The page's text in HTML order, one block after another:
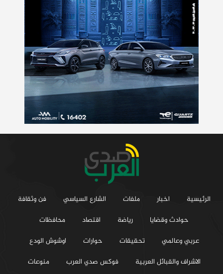
الرئيسية اخبار ملفات الشارع السياسي
فن وثقافة
حوادث وقضايا
رياضة اقتصاد
محافظات
عربي وعالمي
تحقيقات حوارات
اوشوش الودع
الاشراف والقبائل العربية
فوكس صدي العرب منوعات